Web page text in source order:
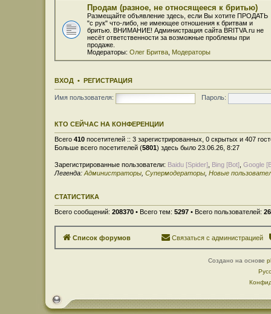
Продам (разное, не относящееся к бритью)
Размещайте объявление здесь, если Вы хотите ПРОДАТЬ
"с рук" что-либо, не имеющее отношения к бритвам и
бритью. ВНИМАНИЕ! Администрация сайта BRITVA.ru не
несёт ответственности за возможные проблемы при
продаже.
Модераторы: Олег Бритва Модераторы
ВХОД • РЕГИСТРАЦИЯ
Имя пользователя: Пароль:
КТО СЕЙЧАС НА КОНФЕРЕНЦИИ
Всего 410 посетителей :: 3 зарегистрированных, 0 скрытых и 407
Больше всего посетителей (5801) здесь было 23.06.26, 8:27
Зарегистрированные пользователи: Baidu [Spider] Bing [Bot] Google
Легенда: Администраторы Супермодераторы Новые
СТАТИСТИКА
Всего сообщений: 208370 • Всего тем: 5297 • Всего пользователей:
Список форумов Связаться с администрацией
Создано на основе